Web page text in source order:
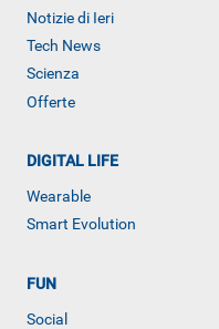
Notizie di Ieri
Tech News
Scienza
Offerte
DIGITAL LIFE
Wearable
Smart Evolution
FUN
Social